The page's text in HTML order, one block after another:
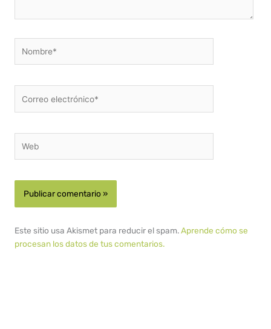
electrónico*
Este sitio usa Akismet para reducir el spam.Aprende cómo se
procesan los datos de tus comentarios.